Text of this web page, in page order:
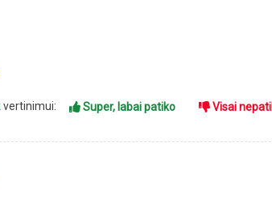
vertinimui: Super, labai patiko Visai